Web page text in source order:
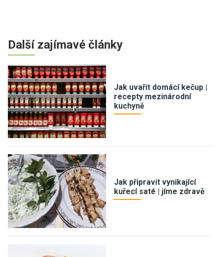
Další zajímavé články
Jak uvařit domácí kečup |
recepty mezinárodní
kuchyně
Jak připravit vynikající
kuřecí saté | jíme zdravě